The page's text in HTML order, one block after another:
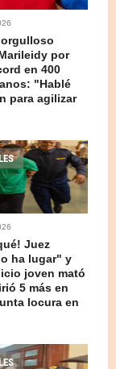
por
en 400
"Hablé
para agilizar
Juez
ha lugar" y
joven mató
5 más en
locura en